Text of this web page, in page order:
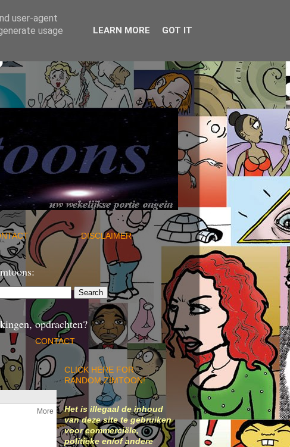
DISCLAIMER
opdrachten?
CONTACT
CLICK HERE FOR
RANDOM ZIMTOON!
Het is illegaal de inhoud
van deze site te gebruiken
voor commerciële,
politieke en/of andere
user-agent
usage
LEARN MORE GOT IT